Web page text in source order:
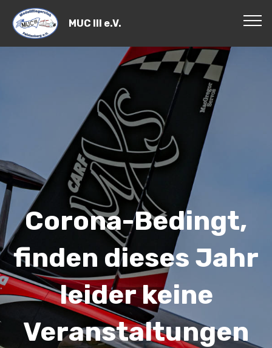
MUC III e.V.
Corona-Bedingt,
finden dieses Jahr
leider keine
Veranstaltungen